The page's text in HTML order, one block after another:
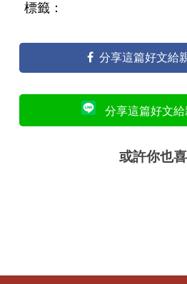
標籤：
分享這篇好文給
分享這篇好文給
或許你也